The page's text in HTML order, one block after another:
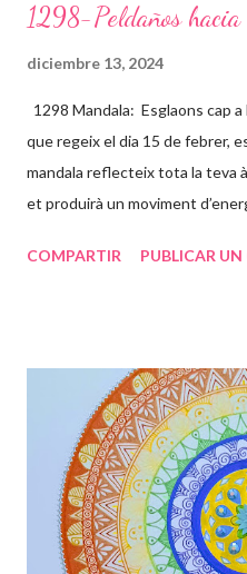
1298-Peldaños
diciembre 13, 2024
1298 Mandala: Esglaons cap
que regeix el dia 15 de febrer,
mandala reflecteix tota la teva
et produirà un moviment
causes socials i t’entregues
trobant en aquest camí, que et
fàcils, d’altres lents i feixucs,
juntament amb l’energia cap
papallones que t’acompanyen
puguis gaudir de tot el
la vida tot el que et dóna, sigui
COMPARTIR PUBLICAR